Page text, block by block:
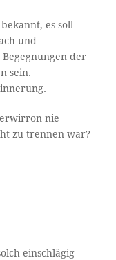
es soll –
und
der
sein.
nie
zu trennen war?
einschlägig